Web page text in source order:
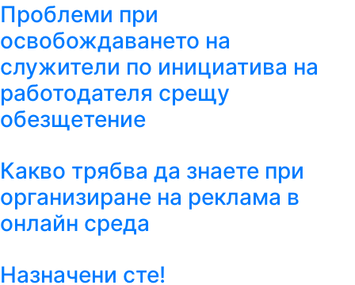
Проблеми при
освобождаването на
служители по инициатива на
работодателя срещу
обезщетение
Какво трябва да знаете при
организиране на реклама в
онлайн среда
Назначени сте!